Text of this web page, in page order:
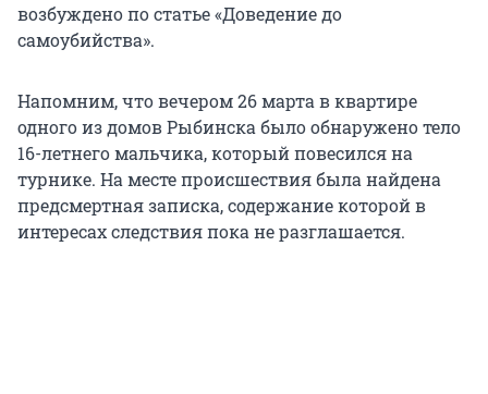
возбуждено по статье «Доведение до
самоубийства».
Напомним, что вечером 26 марта в квартире
одного из домов Рыбинска было обнаружено тело
16-летнего мальчика, который повесился на
турнике. На месте происшествия была найдена
предсмертная записка, содержание которой в
интересах следствия пока не разглашается.